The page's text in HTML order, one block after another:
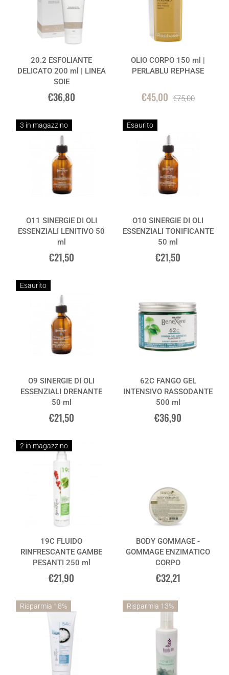
20.2 ESFOLIANTE
DELICATO 200 ml | LINEA
SOIE
€36,80
OLIO CORPO 150 ml |
PERLABLU REPHASE
€45,00 €75,00
3 in magazzino
O11 SINERGIE DI OLI
ESSENZIALI LENITIVO 50
ml
€21,50
Esaurito
O10 SINERGIE DI OLI
ESSENZIALI TONIFICANTE
50 ml
€21,50
Esaurito
O9 SINERGIE DI OLI
ESSENZIALI DRENANTE
50 ml
€21,50
62C FANGO GEL
INTENSIVO RASSODANTE
500 ml
€36,90
2 in magazzino
19C FLUIDO
RINFRESCANTE GAMBE
PESANTI 250 ml
€21,90
BODY GOMMAGE -
GOMMAGE ENZIMATICO
CORPO
€32,21
Risparmia 18% Risparmia 13%